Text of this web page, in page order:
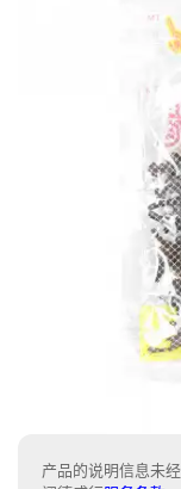
产品的说明信息未